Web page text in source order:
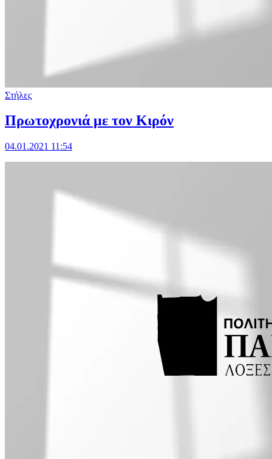
Στήλες
Πρωτοχρονιά με τον Κιρόν
04.01.2021 11:54